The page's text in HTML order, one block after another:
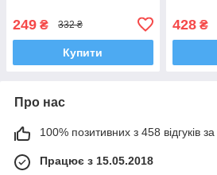
249 ₴ 332 ₴
Купити
428₴
Про нас
100% позитивних з 458 відгуків за
Працює з 15.05.2018